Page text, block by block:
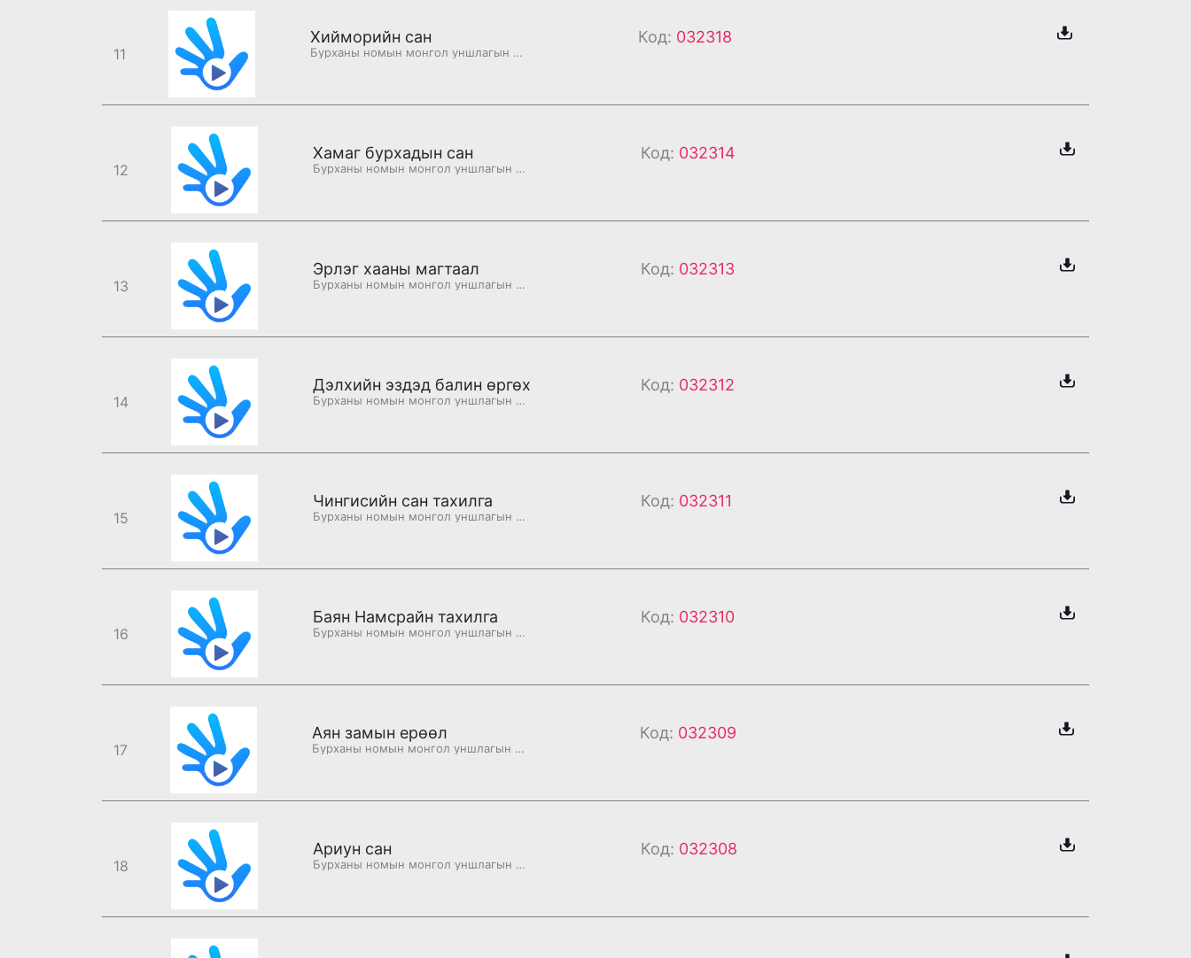
11
Хийморийн сан
Бурханы номын монгол уншлагын судар
Код: 032318
12
Хамаг бурхадын сан
Бурханы номын монгол уншлагын судар
Код: 032314
13
Эрлэг хааны магтаал
Бурханы номын монгол уншлагын судар
Код: 032313
14
Дэлхийн эздэд балин өргөх
Бурханы номын монгол уншлагын судар
Код: 032312
15
Чингисийн сан тахилга
Бурханы номын монгол уншлагын судар
Код: 032311
16
Баян Намсрайн тахилга
Бурханы номын монгол уншлагын судар
Код: 032310
17
Аян замын ерөөл
Бурханы номын монгол уншлагын судар
Код: 032309
18
Ариун сан
Бурханы номын монгол уншлагын судар
Код: 032308